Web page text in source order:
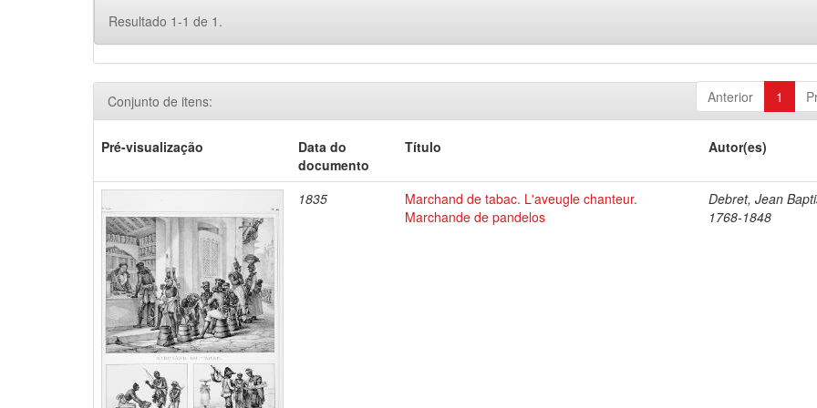
Resultado 1-1 de 1.
Anterior 1
Conjunto de itens:
Pré-visualização
Data do
documento
Título Autor(es)
1835
Marchand de tabac. L'aveugle chanteur.
Marchande de pandelos
Debret, Jean
1768-1848